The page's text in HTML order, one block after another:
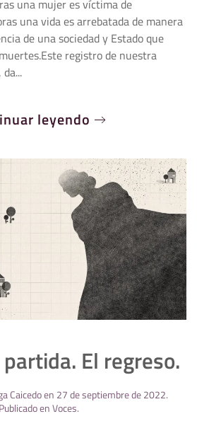
una mujer es víctima de
una vida es arrebatada de manera
de una sociedad y Estado que
registro de nuestra
leyendo
partida. El regreso.
Caicedoen 27 de septiembre de 2022.
Publicado enVoces.